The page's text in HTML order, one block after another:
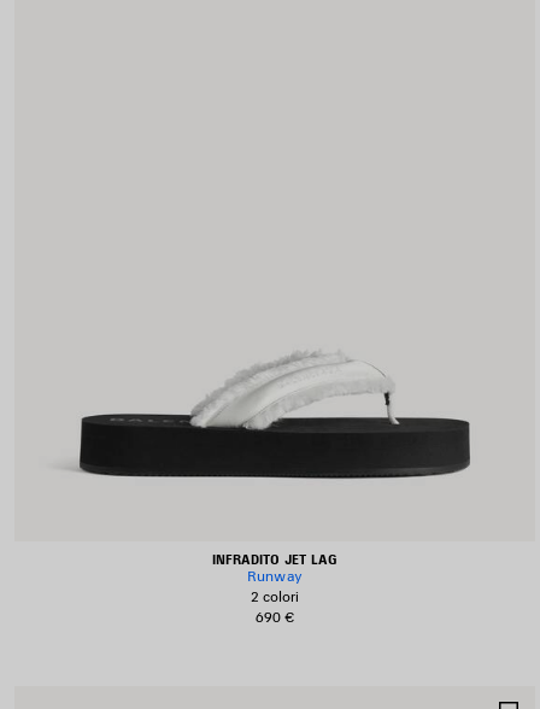
INFRADITO JET LAG
Runway
2 colori
690 €